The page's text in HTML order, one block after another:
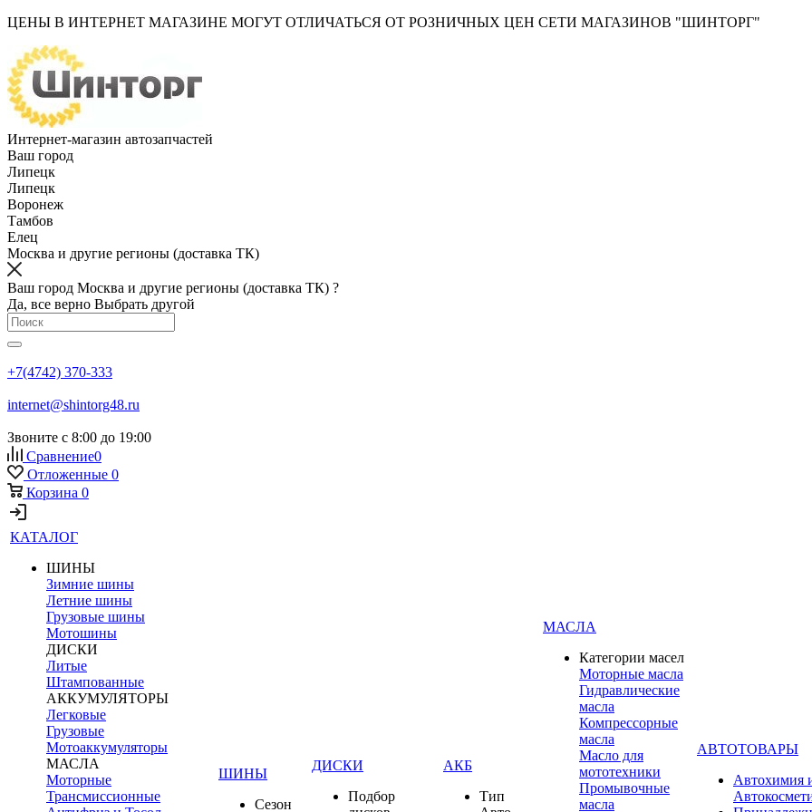
ЦЕНЫ В ИНТЕРНЕТ МАГАЗИНЕ МОГУТ ОТЛИЧАТЬСЯ ОТ РОЗНИЧНЫХ ЦЕН СЕТИ МАГАЗИНОВ "ШИНТОРГ"
Интернет-магазин автозапчастей
Ваш город
Липецк
Липецк
Воронеж
Тамбов
Елец
Москва и другие регионы (доставка ТК)
Ваш город Москва и другие регионы (доставка ТК) ?
Да, все верно Выбрать другой
+7(4742) 370-333
internet@shintorg48.ru
Звоните с 8:00 до 19:00
Сравнение0
Отложенные 0
Корзина 0
КАТАЛОГ
ШИНЫ
Зимние шины
Летние шины
Грузовые шины
Мотошины
ДИСКИ
Литые
Штампованные
АККУМУЛЯТОРЫ
Легковые
Грузовые
Мотоаккумуляторы
МАСЛА
Моторные
Трансмиссионные
ШИНЫ
Сезон
ДИСКИ
Подбор
АКБ
Тип
МАСЛА
Категории масел
Моторные масла
Гидравлические
масла
Компрессорные
масла
Масло для
мототехники
Промывочные
масла
АВТОТОВАРЫ
Автохимия